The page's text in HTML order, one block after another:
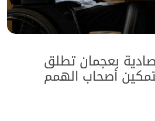
بعجمان تطلق
أصحاب الهمم
الخيرية العالمية